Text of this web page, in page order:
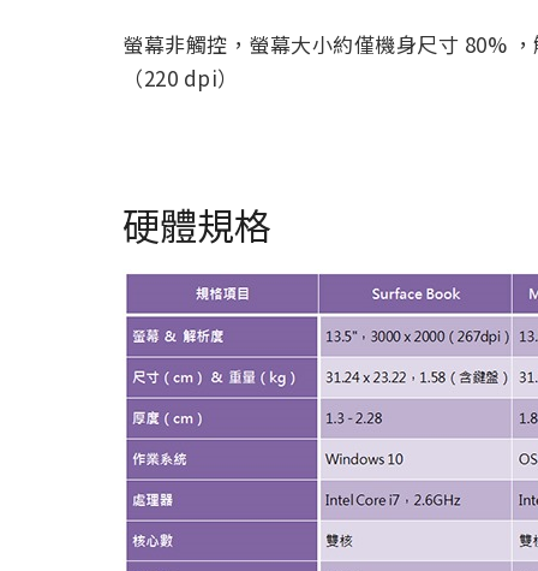
螢幕非觸控，螢幕大小約僅機身尺寸 80%
（220 dpi）
硬體規格